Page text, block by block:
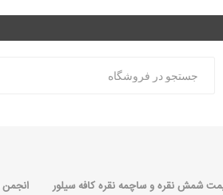
شمش نقره و ساچمه نقره کافه سیلور انجمن